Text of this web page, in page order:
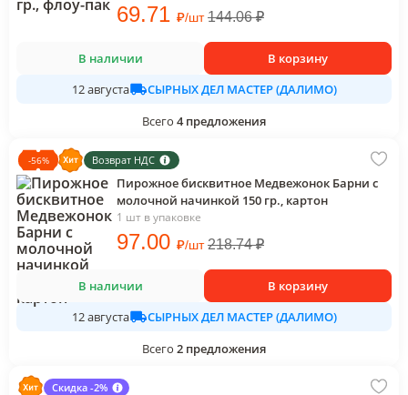
69.71 ₽/шт 144.06 ₽
В наличии
В корзину
12 августа
СЫРНЫХ ДЕЛ МАСТЕР (ДАЛИМО)
Всего 4 предложения
-56% Возврат НДС
Пирожное бисквитное Медвежонок Барни с
молочной начинкой 150 гр., картон
1 шт в упаковке
97.00 ₽/шт 218.74 ₽
В наличии
В корзину
12 августа
СЫРНЫХ ДЕЛ МАСТЕР (ДАЛИМО)
Всего 2 предложения
Скидка -2%